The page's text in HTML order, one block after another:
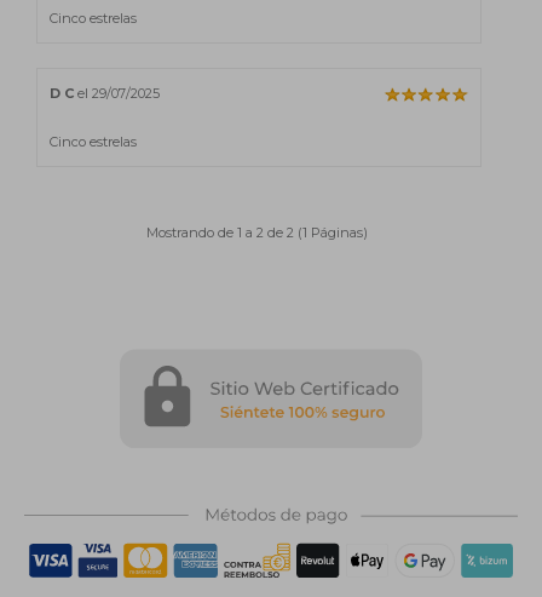
Cinco estrelas
D C el 29/07/2025
Cinco estrelas
Mostrando de 1 a 2 de 2 (1 Páginas)